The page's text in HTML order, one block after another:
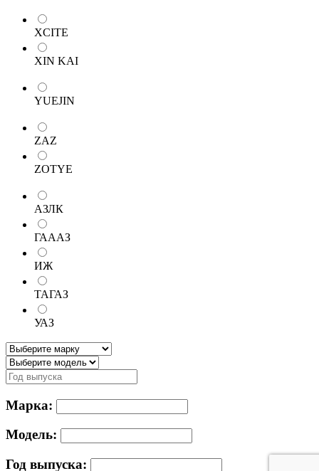
XCITE
XIN KAI
YUEJIN
ZAZ
ZOTYE
АЗЛК
ГАААЗ
ИЖ
ТАГАЗ
УАЗ
Марка:
Модель:
Год выпуска: